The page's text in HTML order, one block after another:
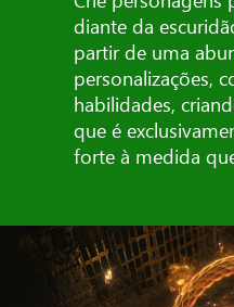
diante da
partir de uma
personalizações,
habilidades,
que é
forte à medida